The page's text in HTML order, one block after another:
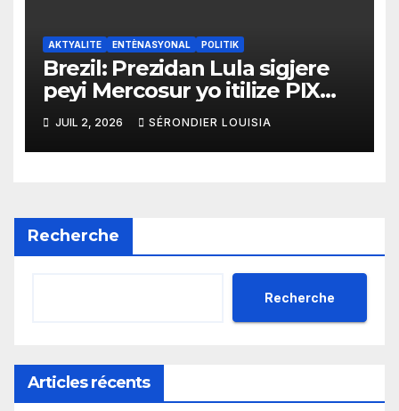
AKTYALITE ENTÈNASYONAL POLITIK
Brezil: Prezidan Lula sigjere
peyi Mercosur yo itilize PIX
kòm yon sistèm ekonomik
efikas pou fè tranzaksyon
gratis
JUIL 2, 2026 SÉRONDIER LOUISIA
Recherche
Recherche
Articles récents